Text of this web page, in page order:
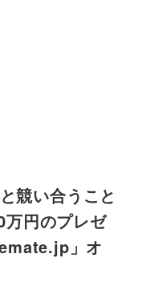
競い合うこと
円のプレゼ
」オ